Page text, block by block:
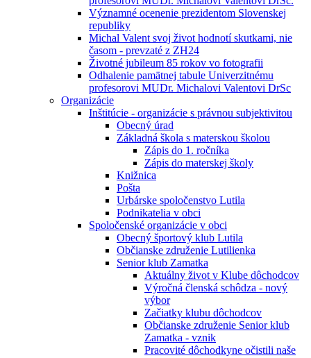
Významné ocenenie prezidentom Slovenskej
republiky
Michal Valent svoj život hodnotí skutkami, nie
časom - prevzaté z ZH24
Životné jubileum 85 rokov vo fotografii
Odhalenie pamätnej tabule Univerzitnému
profesorovi MUDr. Michalovi Valentovi DrSc
Organizácie
Inštitúcie - organizácie s právnou subjektivitou
Obecný úrad
Základná škola s materskou školou
Zápis do 1. ročníka
Zápis do materskej školy
Knižnica
Pošta
Urbárske spoločenstvo Lutila
Podnikatelia v obci
Spoločenské organizácie v obci
Obecný športový klub Lutila
Občianske združenie Lutilienka
Senior klub Zamatka
Aktuálny život v Klube dôchodcov
Výročná členská schôdza - nový
výbor
Začiatky klubu dôchodcov
Občianske združenie Senior klub
Zamatka - vznik
Pracovité dôchodkyne očistili naše